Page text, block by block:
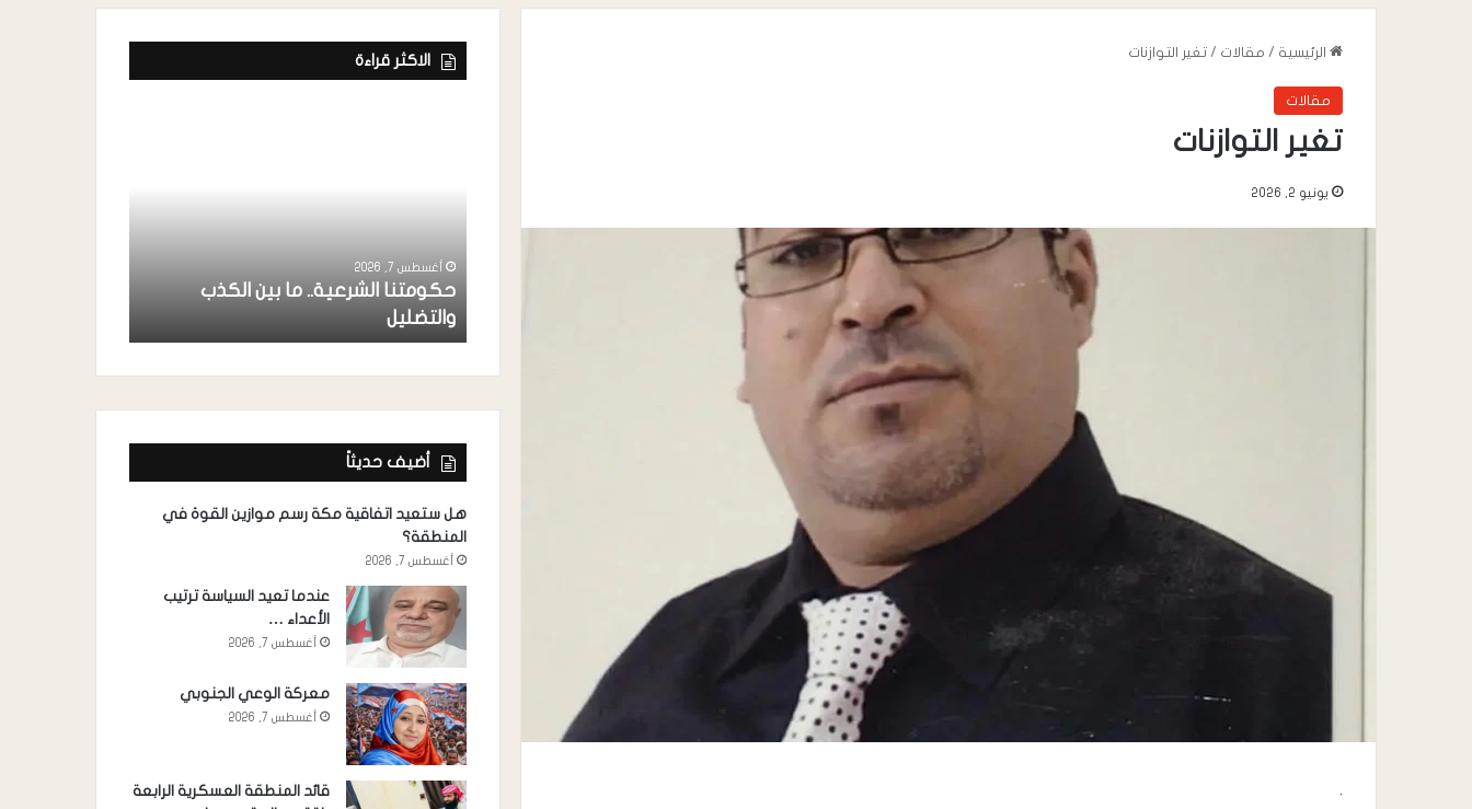
الرئيسية / مقالات / تغير التوازنات
مقالات
تغير التوازنات
يونيو 2, 2026
.
الاكثر قراءة
أغسطس 7, 2026
عندما تعيد السياسة ترتيب الأعداء …
رئيس نادي شباب المسيمير يوجه رسالة
رسمية إلى مكتب الشباب والرياضة
واتحاد الكرة بلحج بشأن نظام دوري
الدرجة الثالثة
أغسطس 7, 2026
حكومتنا الشرعية.. ما بين الكذب
والتضليل
أضيف حديثاً
هل ستعيد اتفاقية مكة رسم موازين القوة في
المنطقة؟
أغسطس 7, 2026
عندما تعيد السياسة ترتيب
الأعداء …
أغسطس 7, 2026
معركة الوعي الجنوبي
أغسطس 7, 2026
قائد المنطقة العسكرية الرابعة